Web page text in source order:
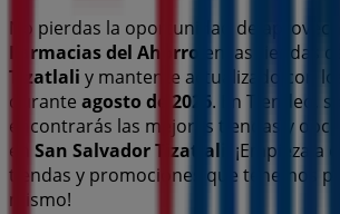
No pierdas la oportunidad de
Farmacias del Ahorro
en las tiendas
Tizatlali y mantente actualizado con
durante agosto de 2026. En Tiendeo,
encontrarás las mejores tiendas y
en San Salvador Tizatlali
. ¡Empieza
tiendas y promociones que tenemos
mismo!